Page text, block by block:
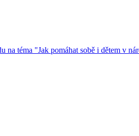
téma "Jak pomáhat sobě i dětem v